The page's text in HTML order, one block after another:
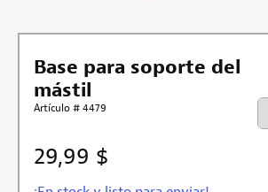
Base para soporte del
mástil
Artículo # 4479
29,99 $